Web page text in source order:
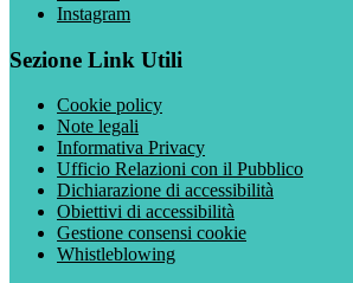
Instagram
Sezione Link Utili
Cookie policy
Note legali
Informativa Privacy
Ufficio Relazioni con il Pubblico
Dichiarazione di accessibilità
Obiettivi di accessibilità
Gestione consensi cookie
Whistleblowing